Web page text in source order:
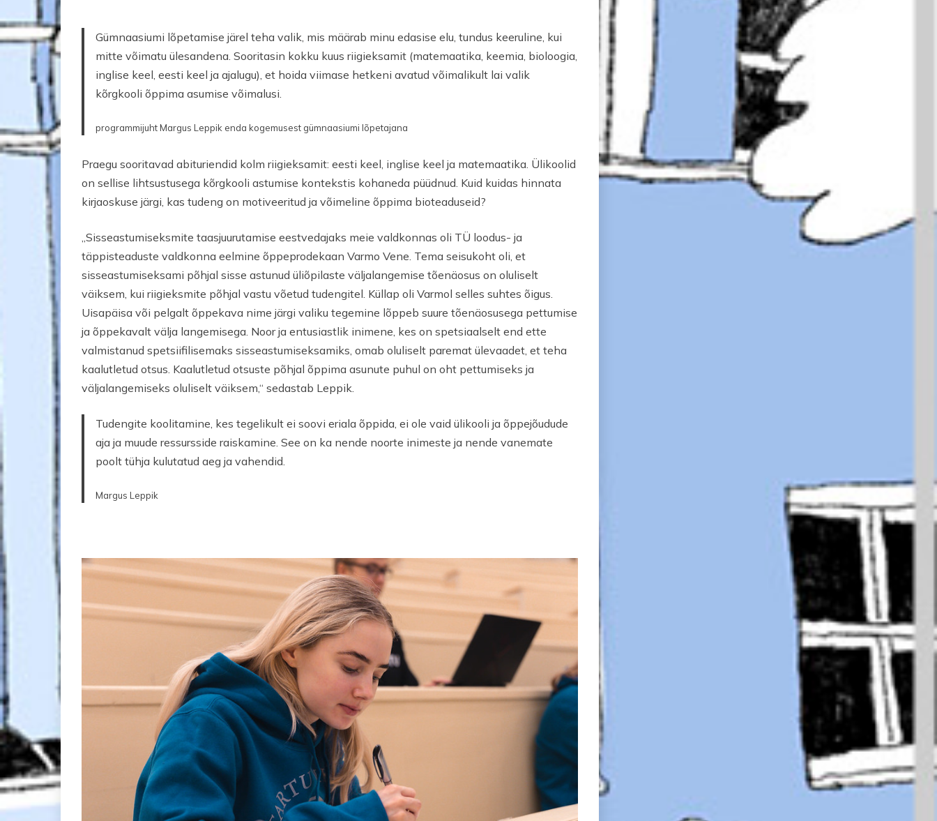
Gümnaasiumi lõpetamise järel teha valik, mis määrab minu edasise elu, tundus keeruline, kui
mitte võimatu ülesandena. Sooritasin kokku kuus riigieksamit (matemaatika, keemia, bioloogia,
inglise keel, eesti keel ja ajalugu), et hoida viimase hetkeni avatud võimalikult lai valik
kõrgkooli õppima asumise võimalusi.
programmijuht Margus Leppik enda kogemusest gümnaasiumi lõpetajana
Praegu sooritavad abituriendid kolm riigieksamit: eesti keel, inglise keel ja matemaatika. Ülikoolid
on sellise lihtsustusega kõrgkooli astumise kontekstis kohaneda püüdnud. Kuid kuidas hinnata
kirjaoskuse järgi, kas tudeng on motiveeritud ja võimeline õppima bioteaduseid?
„Sisseastumiseksmite taasjuurutamise eestvedajaks meie valdkonnas oli TÜ loodus- ja
täppisteaduste valdkonna eelmine õppeprodekaan Varmo Vene. Tema seisukoht oli, et
sisseastumiseksami põhjal sisse astunud üliõpilaste väljalangemise tõenäosus on oluliselt
väiksem, kui riigieksmite põhjal vastu võetud tudengitel. Küllap oli Varmol selles suhtes õigus.
Uisapäisa või pelgalt õppekava nime järgi valiku tegemine lõppeb suure tõenäosusega pettumise
ja õppekavalt välja langemisega. Noor ja entusiastlik inimene, kes on spetsiaalselt end ette
valmistanud spetsiifilisemaks sisseastumiseksamiks, omab oluliselt paremat ülevaadet, et teha
kaalutletud otsus. Kaalutletud otsuste põhjal õppima asunute puhul on oht pettumiseks ja
väljalangemiseks oluliselt väiksem,“ sedastab Leppik.
Tudengite koolitamine, kes tegelikult ei soovi eriala õppida, ei ole vaid ülikooli ja õppejõudude
aja ja muude ressursside raiskamine. See on ka nende noorte inimeste ja nende vanemate
poolt tühja kulutatud aeg ja vahendid.
Margus Leppik